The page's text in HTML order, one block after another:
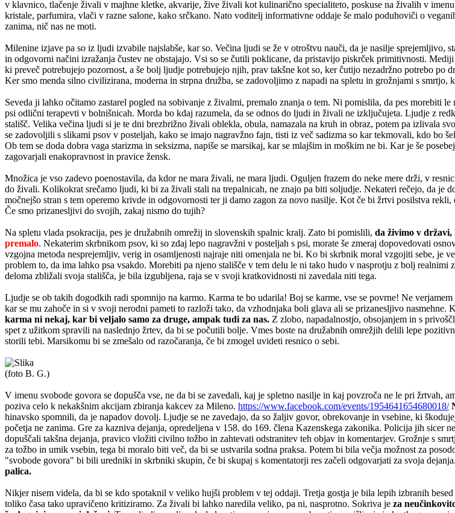
v klavnico, tlačenje živali v majhne kletke, akvarije, žive živali kot kulinarično specialiteto, poskuse na živalih v
kristale, parfumira, vlači v razne salone, kako srčkano. Nato voditelj informativne oddaje še malo poduhoviči o
zanima, nič nas ne moti.
Milenine izjave pa so iz ljudi izvabile najslabše, kar so. Večina ljudi se že v otroštvu nauči, da je nasilje sprejemljivo,
in odgovorni načini izražanja čustev ne obstajajo. Vsi so se čutili poklicane, da pristavijo piskrček primitivnosti.
ki preveč potrebujejo pozornost, a še bolj ljudje potrebujejo njih, prav takšne kot so, ker čutijo nezadržno potrebo
Ker smo menda silno civilizirana, moderna in strpna družba, se zadovoljimo z napadi na spletu in grožnjami s smrtjo,
Seveda ji lahko očitamo zastarel pogled na sobivanje z živalmi, premalo znanja o tem. Ni pomislila, da pes morebiti
psi odlični terapevti v bolnišnicah. Morda bo kdaj razumela, da se odnos do ljudi in živali ne izključujeta. Ljudje z
stališč. Velika večina ljudi si je te dni brezbrižno živali oblekla, obula, namazala na kruh in obraz, potem pa izlivala
se zadovoljili s slikami psov v posteljah, kako se imajo nagravžno fajn, tisti iz več sadizma so kar tekmovali, kdo bo
Ob tem se doda dobra vaga starizma in seksizma, napiše se marsikaj, kar se mlajšim in moškim ne bi. Kar je še
zagovarjali enakopravnost in pravice žensk.
Množica je vso zadevo poenostavila, da kdor ne mara živali, ne mara ljudi. Oguljen frazem do neke mere drži, v
do živali. Kolikokrat srečamo ljudi, ki bi za živali stali na trepalnicah, ne znajo pa biti soljudje. Nekateri rečejo, da je
močnejšo stran s tem operemo krivde in odgovornosti ter ji damo zagon za novo nasilje. Kot če bi žrtvi posilstva
Če smo prizanesljivi do svojih, zakaj nismo do tujih?
Na spletu vlada psokracija, pes je družabnih omrežij in slovenskih spalnic kralj. Zato bi pomislili, da živimo v državi,
premalo. Nekaterim skrbnikom psov, ki so zdaj lepo nagravžni v posteljah s psi, morate še zmeraj dopovedovati
vzgojna metoda nesprejemljiv, verig in osamljenosti najraje niti omenjala ne bi. Ko bi skrbnik moral vzgojiti sebe, je
problem to, da ima lahko psa vsakdo. Morebiti pa njeno stališče v tem delu le ni tako hudo v nasprotju z bolj
deloma zbližali svoja stališča, je bila izgubljena, raja se v svoji kratkovidnosti ni zavedala niti tega.
Ljudje se ob takih dogodkih radi spomnijo na karmo. Karma te bo udarila! Boj se karme, vse se povrne! Ne
kar se mu zahoče in si v svoji nerodni pameti to razloži tako, da vzhodnjaka boli glava ali se prizanesljivo nasmehne.
karma ni nekaj, kar bi veljalo samo za druge, ampak tudi za nas. Z zlobo, napadalnostjo, obsojanjem in s
spet z užitkom spravili na naslednjo žrtev, da bi se počutili bolje. Vmes boste na družabnih omrežjih delili lepe
storili tebi. Marsikomu bi se zmešalo od razočaranja, če bi zmogel uvideti resnico o sebi.
(foto B. G.)
V imenu svobode govora se dopušča vse, ne da bi se zavedali, kaj je spletno nasilje in kaj povzroča ne le pri žrtvah,
poziva celo k nekakšnim akcijam zbiranja kakcev za Mileno. https://www.facebook.com/events/1954641654680018/
hinavsko spomnili, da je napadov dovolj. Ljudje se ne zavedajo, da so žaljiv govor, obrekovanje in vsebine, ki
početja ne zanima. Gre za kazniva dejanja, opredeljena v 158. do 169. člena Kazenskega zakonika. Policija jih
dopuščali takšna dejanja, pravico vložiti civilno tožbo in zahtevati odstranitev teh objav in komentarjev. Grožnje s
za tožbo in umik vsebin, tega bi moralo biti več, da bi se ustvarila sodna praksa. Potem bi bila večja možnost za
"svobode govora" bi bili uredniki in skrbniki skupin, če bi skupaj s komentatorji res začeli odgovarjati za svoja dejanja.
palica.
Nikjer nisem videla, da bi se kdo spotaknil v veliko hujši problem v tej oddaji. Tretja gostja je bila lepih izbranih besed
toliko časa tako upravičeno kritiziramo. Za živali bi lahko naredila veliko, pa ni, nasprotno. Sokriva je za